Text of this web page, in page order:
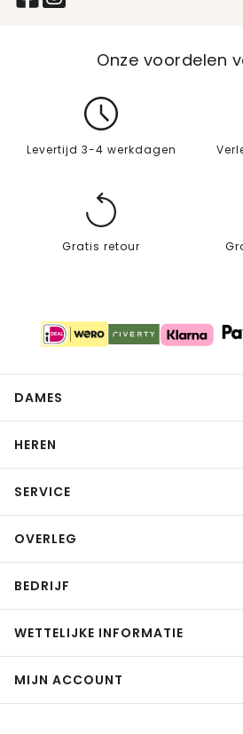
Onze voordelen
Levertijd 3-4 werkdagen
Gratis retour
DAMES
HEREN
SERVICE
OVERLEG
BEDRIJF
WETTELIJKE INFORMATIE
MIJN ACCOUNT